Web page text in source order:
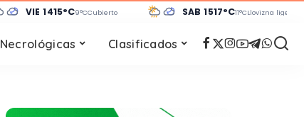
VIE 1415°C9°CCubierto SÁB 1517°C11°CLlovizna ligera
Necrológicas Clasificados